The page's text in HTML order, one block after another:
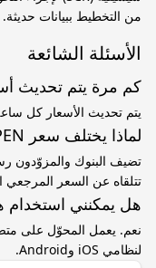
من التخطيط ببيانات حديثة.
الأسئلة الشائعة
كم مرة يتم تحديث
يتم تحديث الأسعار كل
لماذا يختلف سعر PEN إلى SCR عن سعر البنك؟
تضيف البنوك والمزوّدون
تتلقاه عن السعر
هل يمكنني استخدام
نعم. يعمل المحوّل على
لنظامي iOS وAndroid.